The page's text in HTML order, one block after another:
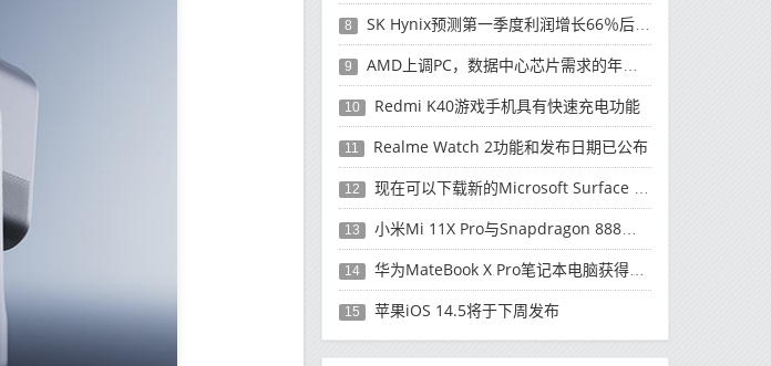
8 SK Hynix预测第一季度利润增长66％后，对芯片的需求将增强
9 AMD上调PC，数据中心芯片需求的年度收入预测
10 Redmi K40游戏手机具有快速充电功能
11 Realme Watch 2功能和发布日期已公布
12 现在可以下载新的Microsoft Surface Duo更新
13 小米Mi 11X Pro与Snapdragon 888处理器一起发布
14 华为MateBook X Pro笔记本电脑获得全新升级
15 苹果iOS 14.5将于下周发布